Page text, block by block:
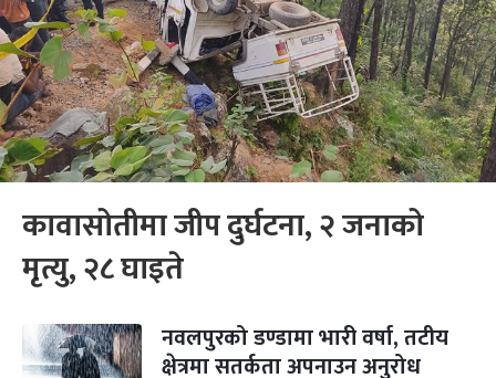
कावासोतीमा जीप दुर्घटना, २ जनाको
मृत्यु, २८ घाइते
नवलपुरको डण्डामा भारी वर्षा, तटीय
क्षेत्रमा सतर्कता अपनाउन अनुरोध